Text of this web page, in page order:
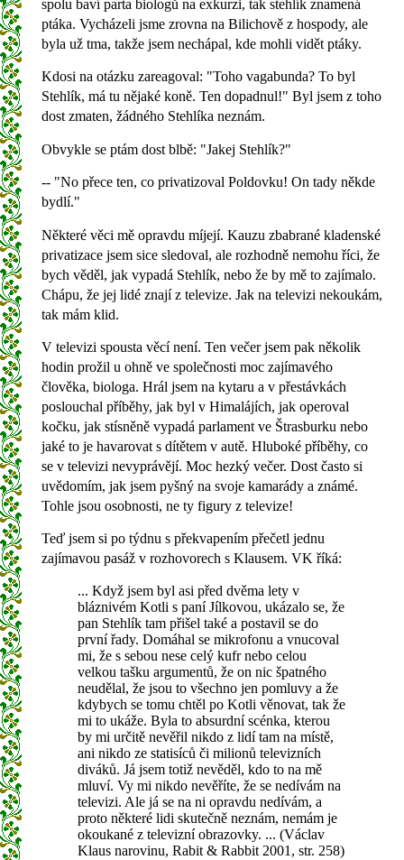
spolu baví parta biologů na exkurzi, tak stehlík znamená
ptáka. Vycházeli jsme zrovna na Bilichově z hospody, ale
byla už tma, takže jsem nechápal, kde mohli vidět ptáky.
Kdosi na otázku zareagoval: "Toho vagabunda? To byl
Stehlík, má tu nějaké koně. Ten dopadnul!" Byl jsem z toho
dost zmaten, žádného Stehlíka neznám.
Obvykle se ptám dost blbě: "Jakej Stehlík?"
-- "No přece ten, co privatizoval Poldovku! On tady někde
bydlí."
Některé věci mě opravdu míjejí. Kauzu zbabrané kladenské
privatizace jsem sice sledoval, ale rozhodně nemohu říci, že
bych věděl, jak vypadá Stehlík, nebo že by mě to zajímalo.
Chápu, že jej lidé znají z televize. Jak na televizi nekoukám,
tak mám klid.
V televizi spousta věcí není. Ten večer jsem pak několik
hodin prožil u ohně ve společnosti moc zajímavého
člověka, biologa. Hrál jsem na kytaru a v přestávkách
poslouchal příběhy, jak byl v Himalájích, jak operoval
kočku, jak stísněně vypadá parlament ve Štrasburku nebo
jaké to je havarovat s dítětem v autě. Hluboké příběhy, co
se v televizi nevyprávějí. Moc hezký večer. Dost často si
uvědomím, jak jsem pyšný na svoje kamarády a známé.
Tohle jsou osobnosti, ne ty figury z televize!
Teď jsem si po týdnu s překvapením přečetl jednu
zajímavou pasáž v rozhovorech s Klausem. VK říká:
... Když jsem byl asi před dvěma lety v
bláznivém Kotli s paní Jílkovou, ukázalo se, že
pan Stehlík tam přišel také a postavil se do
první řady. Domáhal se mikrofonu a vnucoval
mi, že s sebou nese celý kufr nebo celou
velkou tašku argumentů, že on nic špatného
neudělal, že jsou to všechno jen pomluvy a že
kdybych se tomu chtěl po Kotli věnovat, tak že
mi to ukáže. Byla to absurdní scénka, kterou
by mi určitě nevěřil nikdo z lidí tam na místě,
ani nikdo ze statisíců či milionů televizních
diváků. Já jsem totiž nevěděl, kdo to na mě
mluví. Vy mi nikdo nevěříte, že se nedívám na
televizi. Ale já se na ni opravdu nedívám, a
proto některé lidi skutečně neznám, nemám je
okoukané z televizní obrazovky. ... (Václav
Klaus narovinu, Rabit & Rabbit 2001, str. 258)